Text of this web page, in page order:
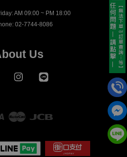
AM 09:00 ~ PM 18:00
02-7744-8086
Us
Facebook Instagram
Visa Master